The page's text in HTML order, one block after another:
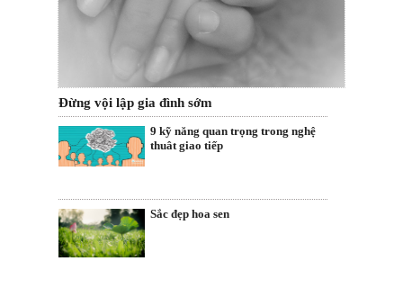
Đừng vội lập gia đình sớm
9 kỹ năng quan trọng trong nghệ
thuât giao tiếp
Sắc đẹp hoa sen